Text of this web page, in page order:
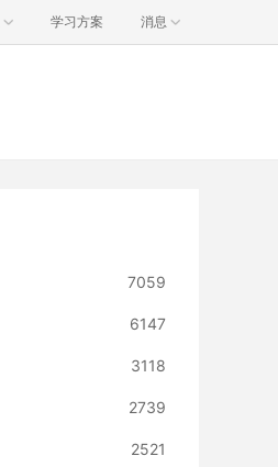
学习方案 消息
7059
6147
3118
2739
2521